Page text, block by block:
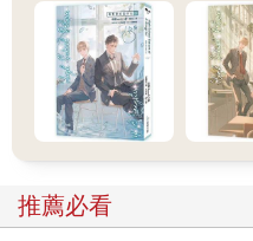
推薦必看